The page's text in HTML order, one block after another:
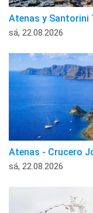
Atenas y Santorini
sá, 22.08.2026
Atenas - Crucero
sá, 22.08.2026